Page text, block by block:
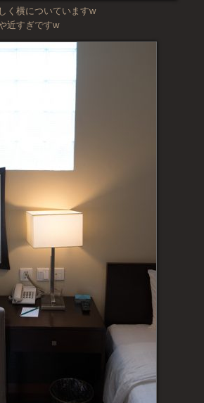
く横についていますw
近すぎですw